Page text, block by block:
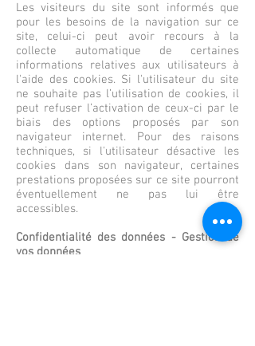
Les visiteurs du site sont informés que
pour les besoins de la navigation sur ce
site, celui-ci peut avoir recours à la
collecte automatique de certaines
informations relatives aux utilisateurs à
l'aide des cookies. Si l'utilisateur du site
ne souhaite pas l’utilisation de cookies, il
peut refuser l’activation de ceux-ci par le
biais des options proposés par son
navigateur internet. Pour des raisons
techniques, si l'utilisateur désactive les
cookies dans son navigateur, certaines
prestations proposées sur ce site pourront
éventuellement ne pas lui être
accessibles.
Confidentialité des données - Gestion de
vos données